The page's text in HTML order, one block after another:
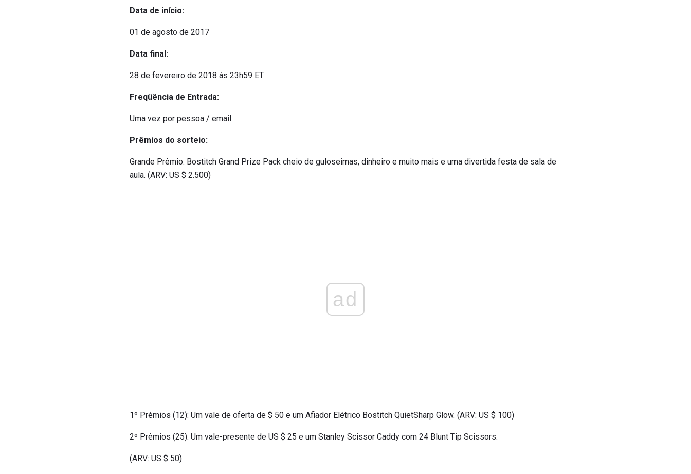
Data de início:
01 de agosto de 2017
Data final:
28 de fevereiro de 2018 às 23h59 ET
Freqüência de Entrada:
Uma vez por pessoa / email
Prêmios do sorteio:
Grande Prêmio: Bostitch Grand Prize Pack cheio de guloseimas, dinheiro e muito mais e uma divertida festa de sala de
aula. (ARV: US $ 2.500)
ad
1º Prémios (12): Um vale de oferta de $ 50 e um Afiador Elétrico Bostitch QuietSharp Glow. (ARV: US $ 100)
2º Prêmios (25): Um vale-presente de US $ 25 e um Stanley Scissor Caddy com 24 Blunt Tip Scissors.
(ARV: US $ 50)